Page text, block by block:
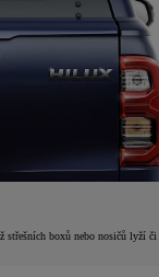
střešních boxů nebo nosičů lyží či